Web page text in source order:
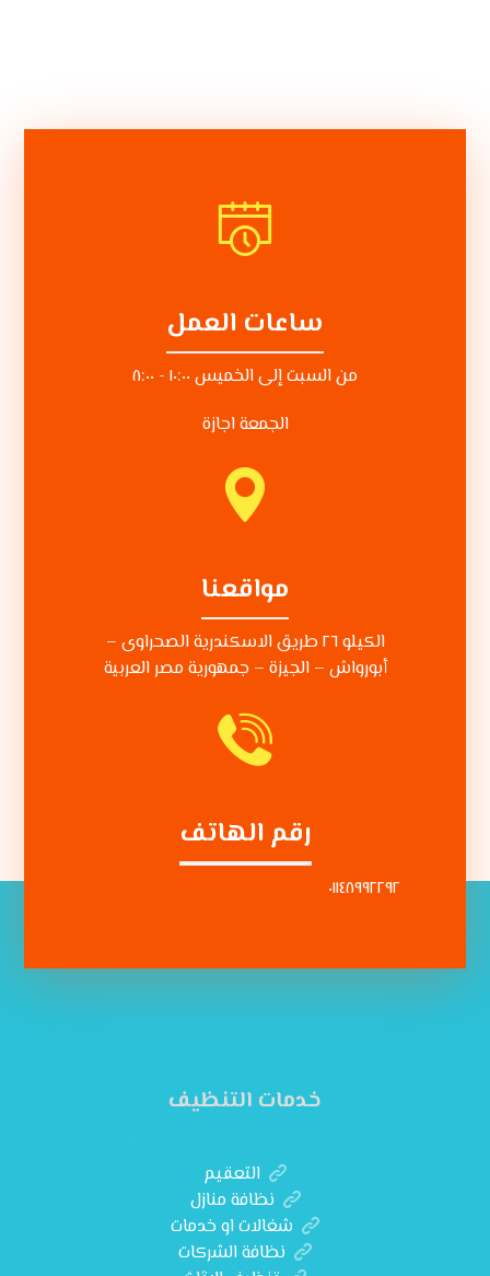
ساعات العمل
من السبت إلى الخميس ١٠:٠٠ - ٨:٠٠
الجمعة اجازة
مواقعنا
الكيلو ٢٦ طريق الاسكندرية الصحراوى –
أبورواش – الجيزة – جمهورية مصر العربية
رقم الهاتف
٠١١٤٨٩٩٢٢٩٢
خدمات التنظيف
التعقيم
نظافة منازل
شغالات او خدمات
نظافة الشركات